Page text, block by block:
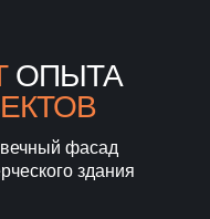
ОПЫТА
фасад
здания